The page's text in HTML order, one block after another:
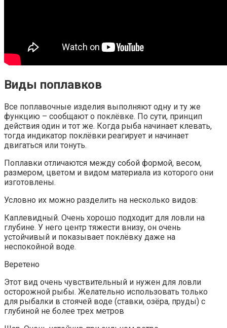
Виды поплавков
Все поплавочные изделия выполняют одну и ту же
функцию – сообщают о поклёвке. По сути, принцип
действия один и тот же. Когда рыба начинает клевать,
тогда индикатор поклёвки реагирует и начинает
двигаться или тонуть.
Поплавки отличаются между собой формой, весом,
размером, цветом и видом материала из которого они
изготовлены.
Условно их можно разделить на несколько видов:
Каплевидный. Очень хорошо подходит для ловли на
глубине. У него центр тяжести внизу, он очень
устойчивый и показывает поклёвку даже на
неспокойной воде.
Веретено
Этот вид очень чувствительный и нужен для ловли
осторожной рыбы. Желательно использовать только
для рыбалки в стоячей воде (ставки, озёра, пруды) с
глубиной не более трех метров